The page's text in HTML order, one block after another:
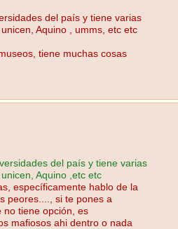
del país y tiene varias
Aquino , umms, etc etc
tiene muchas cosas
del país y tiene varias
Aquino ,etc etc
específicamente hablo de la
peores...., si te pones a
no tiene opción, es
mafiosos ahi dentro o nada